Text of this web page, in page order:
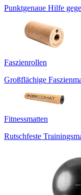
Punktgenaue Hilfe
Faszienrollen
Großflächige
Fitnessmatten
Rutschfeste